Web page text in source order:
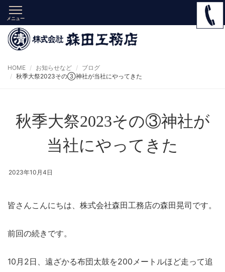
メニュー
HOME お知らせなど
ブログ
秋季大祭2023その③神社が当社にやってきた
秋季大祭2023その③神社が
当社にやってきた
2023年10月4日
皆さんこんにちは、株式会社森田工務店の森田晃司です。
前回の続きです。
10月2日、遠ざかる布団太鼓を200メートルほど走って追